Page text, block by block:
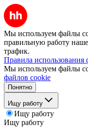
Мы используем файлы
правильную работу
трафик.
Правила использования
Мы используем файлы
файлов cookie
Понятно
Ищу работу
Ищу работу
Ищу работу